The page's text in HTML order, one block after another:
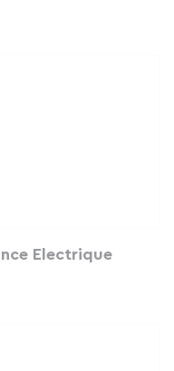
Electrique